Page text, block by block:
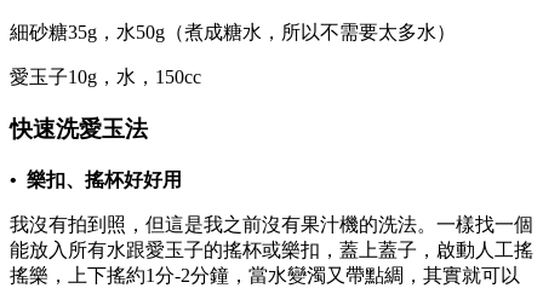
細砂糖35g，水50g（煮成糖水，所以不需要太多水）
愛玉子10g，水，150cc
快速洗愛玉法
• 樂扣、搖杯好好用
我沒有拍到照，但這是我之前沒有果汁機的洗法。一樣找一個
能放入所有水跟愛玉子的搖杯或樂扣，蓋上蓋子，啟動人工搖
搖樂，上下搖約1分-2分鐘，當水變濁又帶點綢，其實就可以